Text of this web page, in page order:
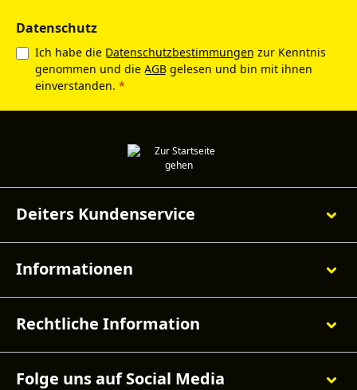
Datenschutz
Ich habe die Datenschutzbestimmungen zur Kenntnis
genommen und die AGB gelesen und bin mit ihnen
einverstanden. *
Deiters Kundenservice
Informationen
Rechtliche Information
Folge uns auf Social Media